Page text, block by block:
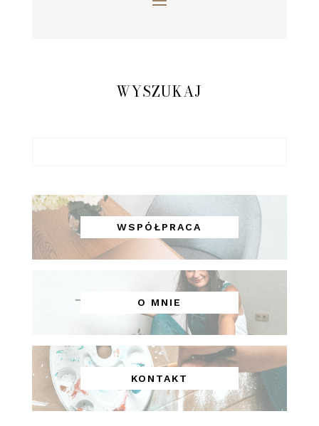
WYSZUKAJ
WSPÓŁPRACA
O MNIE
KONTAKT